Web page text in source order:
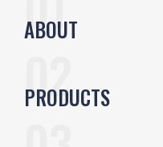
ABOUT
PRODUCTS